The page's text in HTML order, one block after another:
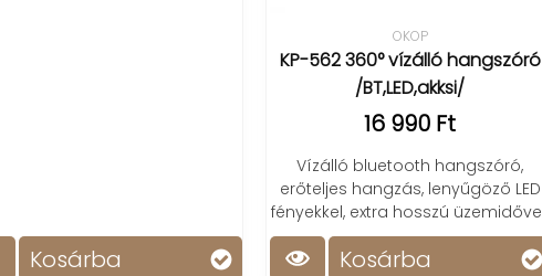
Kosárba
OKOP
KP-562 360° vízálló hangszóró
/BT,LED,akksi/
16 990 Ft
Vízálló bluetooth hangszóró,
erőteljes hangzás, lenyűgöző LED
fényekkel, extra hosszú üzemidővel.
Kosárba